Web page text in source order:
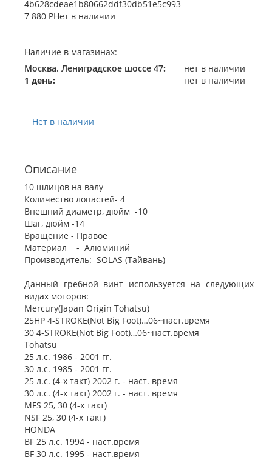
7 880 РНет в наличии
Наличие в магазинах:
Москва. Лениградское шоссе 47:
нет в наличии
1 день:
нет в наличии
Нет в наличии
Описание
10 шлицов на валу
Количество лопастей- 4
Внешний диаметр, дюйм -10
Шаг, дюйм -14
Вращение - Правое
Материал - Алюминий
Производитель: SOLAS (Тайвань)
Данный гребной винт используется на следующих
видах моторов:
Mercury(Japan Origin Tohatsu)
25HP 4-STROKE(Not Big Foot)…06~наст.время
30 4-STROKE(Not Big Foot)…06~наст.время
Tohatsu
25 л.с. 1986 - 2001 гг.
30 л.с. 1985 - 2001 гг.
25 л.с. (4-х такт) 2002 г. - наст. время
30 л.с. (4-х такт) 2002 г. - наст. время
MFS 25, 30 (4-х такт)
NSF 25, 30 (4-х такт)
HONDA
BF 25 л.с. 1994 - наст.время
BF 30 л.с. 1995 - наст.время